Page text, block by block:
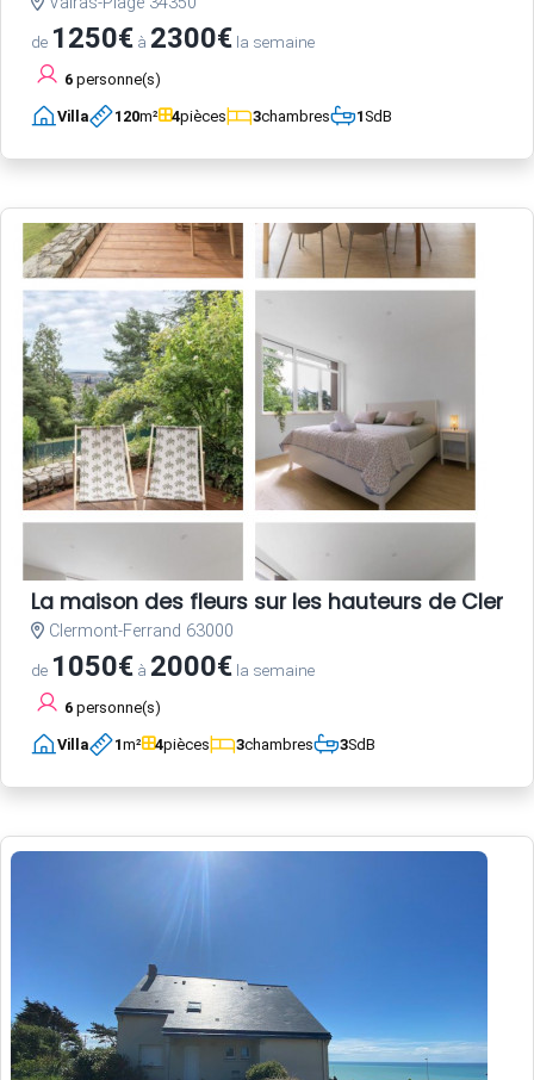
de 1250€ à 2300€ la semaine
6 personne(s)
Villa 120m² 4pièces 3chambres 1SdB
La maison des fleurs sur les hauteurs de
Clermont-Ferrand 63000
de 1050€ à 2000€ la semaine
6 personne(s)
Villa 1m² 4pièces 3chambres 3SdB